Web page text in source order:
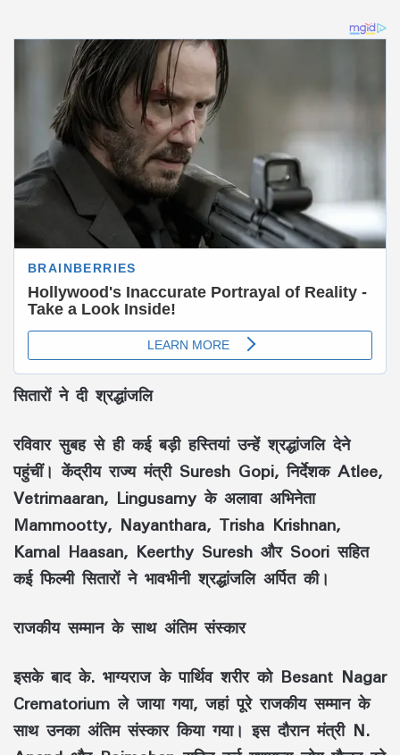
सितारों ने दी श्रद्धांजलि
रविवार सुबह से ही कई बड़ी हस्तियां उन्हें श्रद्धांजलि देने
पहुंचीं। केंद्रीय राज्य मंत्री Suresh Gopi, निर्देशक Atlee,
Vetrimaaran, Lingusamy के अलावा अभिनेता
Mammootty, Nayanthara, Trisha Krishnan,
Kamal Haasan, Keerthy Suresh और Soori सहित
कई फिल्मी सितारों ने भावभीनी श्रद्धांजलि अर्पित की।
राजकीय सम्मान के साथ अंतिम संस्कार
इसके बाद के. भाग्यराज के पार्थिव शरीर को Besant Nagar
Crematorium ले जाया गया, जहां पूरे राजकीय सम्मान के
साथ उनका अंतिम संस्कार किया गया। इस दौरान मंत्री N.